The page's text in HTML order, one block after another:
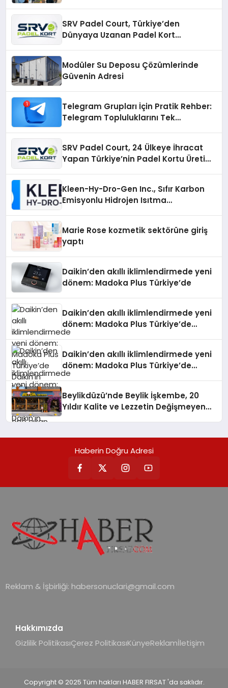
SRV Padel Court, Türkiye’den
Dünyaya Uzanan Padel Kort
Modüler Su Deposu Çözümlerinde
Güvenin Adresi
Telegram Grupları İçin Pratik Rehber:
Telegram Topluluklarını Tek
SRV Padel Court, 24 Ülkeye İhracat
Yapan Türkiye’nin Padel Kortu Üretim
Kleen-Hy-Dro-Gen Inc., Sıfır Karbon
Emisyonlu Hidrojen Isıtma
Marie Rose kozmetik sektörüne giriş
yaptı
Daikin’den akıllı iklimlendirmede yeni
dönem: Madoka Plus Türkiye’de
Daikin’den akıllı iklimlendirmede yeni
dönem: Madoka Plus Türkiye’de
Daikin’in kullanıcı dostu tasarımıyla
teknolojilerle donatılmış son modeli
VRV kontrol ünitesi Madoka Plus
Türkiye’de satışa sunuldu. Tam
dokunmatik ekranı, mobil uygulama
desteği ve akıllı sensör entegrasyonu
sayesinde iklimlendirme sistemlerinin
yönetimini daha kolay, konforlu ve
verimli hale getiriyor. Enerji
verimliliğini artırırken modern yaşam
alanlarında teknolojiyi estetik ile bulu
Daikin’den akıllı iklimlendirmede yeni
dönem: Madoka Plus Türkiye’de
Daikin’in kullanıcı dostu tasarımıyla
teknolojilerle donatılmış son modeli
VRV kontrol ünitesi Madoka Plus
Türkiye’de satışa sunuldu. Tam
sayesinde iklimlendirme sistemlerinin
yönetimini daha kolay, konforlu ve
verimliliğini artırırken modern yaşam
Beylikdüzü’nde Beylik İşkembe, 20
Yıldır Kalite ve Lezzetin Değişmeyen
Haberin Doğru Adresi
Reklam & İşbirliği: habersonuclari@gmail.com
Hakkımızda
Gizlilik PolitikasıÇerez PolitikasıKünyeReklamİletişim
Copyright © 2025 Tüm hakları HABER FIRSAT 'da saklıdır.